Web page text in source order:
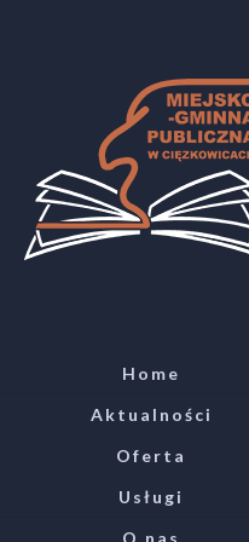
Home
Aktualności
Oferta
Usługi
O nas